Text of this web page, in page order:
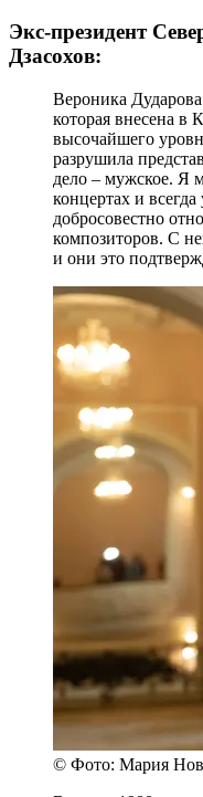
Экс-президент
Дзасохов:
Вероника
которая внесена в
высочайшего
разрушила
дело – мужское. Я
концертах и
добросовестно
композиторов. С
и они это
© Фото: Мария